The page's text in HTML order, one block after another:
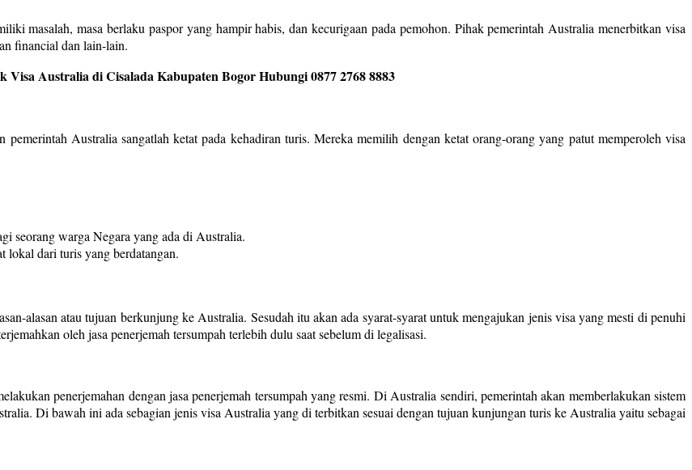
masalah, masa berlaku paspor yang hampir habis, dan kecurigaan pada pemohon. Pihak pemerintah Australia menerbitkan visa
financial dan lain-lain.
Australia di Cisalada Kabupaten Bogor Hubungi 0877 2768 8883
Australia sangatlah ketat pada kehadiran turis. Mereka memilih dengan ketat orang-orang yang patut memperoleh visa
seorang warga Negara yang ada di Australia.
lokal dari turis yang berdatangan.
alasan atau tujuan berkunjung ke Australia. Sesudah itu akan ada syarat-syarat untuk mengajukan jenis visa yang mesti di penuhi
oleh jasa penerjemah tersumpah terlebih dulu saat sebelum di legalisasi.
penerjemahan dengan jasa penerjemah tersumpah yang resmi. Di Australia sendiri, pemerintah akan memberlakukan sistem
Di bawah ini ada sebagian jenis visa Australia yang di terbitkan sesuai dengan tujuan kunjungan turis ke Australia yaitu sebagai